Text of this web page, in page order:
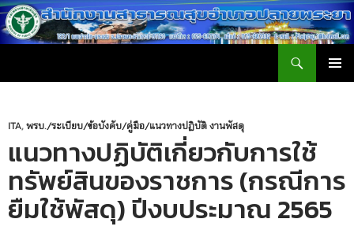
เนื้อหา
ITA, พรบ./ระเบียบ/ข้อบังคับ/คู่มือ/แนวทางปฏิบัติ งานพัสดุ
แนวทางปฏิบัติเกี่ยวกับการใช้
ทรัพย์สินของราชการ (กรณีการ
ยืมใช้พัสดุ) ปีงบประมาณ 2565